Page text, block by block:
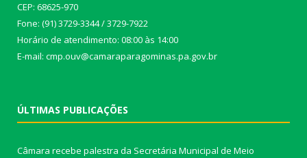
CEP: 68625-970
Fone: (91) 3729-3344 / 3729-7922
Horário de atendimento: 08:00 às 14:00
E-mail: cmp.ouv@camaraparagominas.pa.gov.br
ÚLTIMAS PUBLICAÇÕES
Câmara recebe palestra da Secretária Municipal de Meio